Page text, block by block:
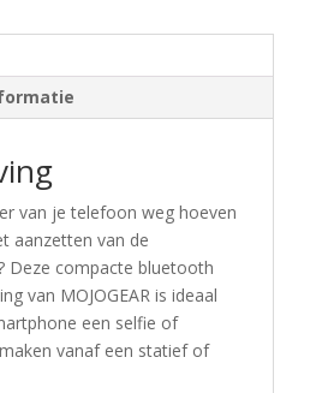
van je telefoon weg hoeven
aanzetten van de
Deze compacte bluetooth
van MOJOGEAR is ideaal
een selfie of
vanaf een statief of